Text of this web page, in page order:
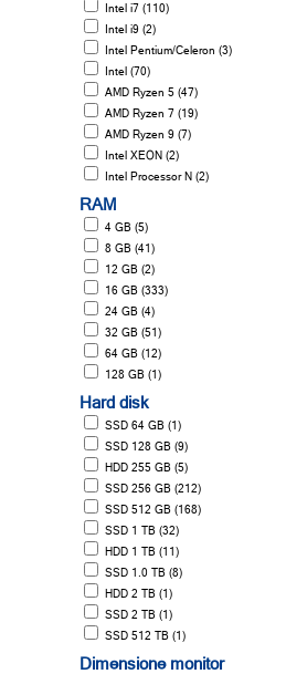
Intel i7 (110)
Intel i9 (2)
Intel Pentium/Celeron (3)
Intel (70)
AMD Ryzen 5 (47)
AMD Ryzen 7 (19)
AMD Ryzen 9 (7)
Intel XEON (2)
Intel Processor N (2)
RAM
4 GB (5)
8 GB (41)
12 GB (2)
16 GB (333)
24 GB (4)
32 GB (51)
64 GB (12)
128 GB (1)
Hard disk
SSD 64 GB (1)
SSD 128 GB (9)
HDD 255 GB (5)
SSD 256 GB (212)
SSD 512 GB (168)
SSD 1 TB (32)
HDD 1 TB (11)
SSD 1.0 TB (8)
HDD 2 TB (1)
SSD 2 TB (1)
SSD 512 TB (1)
Dimensione monitor